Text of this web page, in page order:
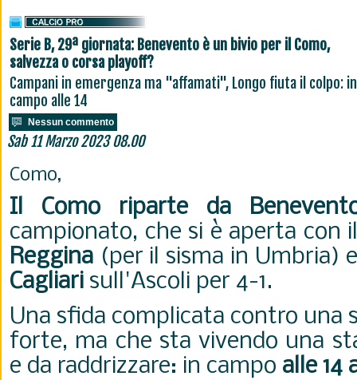
Serie B, 29ª giornata: Benevento è un bivio per il Como,
salvezza o corsa playoff?
Campani in emergenza ma "affamati", Longo fiuta il colpo: in
campo alle 14
Nessun commento
Sab 11 Marzo 2023 08.00
Como,
Il Como riparte da
campionato, che si è aperta con
Reggina (per il sisma in Umbria)
Cagliari sull'Ascoli per 4-1.
Una sfida complicata contro una
forte, ma che sta vivendo una
e da raddrizzare: in campo alle 14